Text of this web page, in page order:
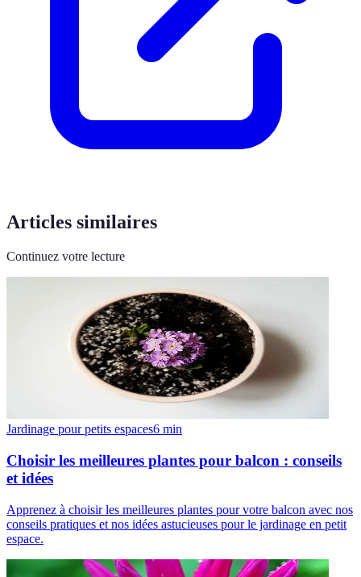
Articles similaires
Continuez votre lecture
Jardinage pour petits espaces6 min
Choisir les meilleures plantes pour balcon : conseils
et idées
Apprenez à choisir les meilleures plantes pour votre balcon avec nos
conseils pratiques et nos idées astucieuses pour le jardinage en petit
espace.